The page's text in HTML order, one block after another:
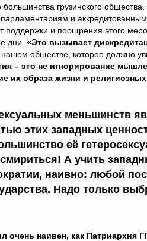
грузинского
и аккредитованным
поддержки и поощрения этого
дни. «Это вызывает
нашем обществе, которое должно
– это не игнорирование
их образа жизни и религиозных
меньшинств
этих западных
её
А учить
наивно: любой
Надо только
наивен, как Патриархия